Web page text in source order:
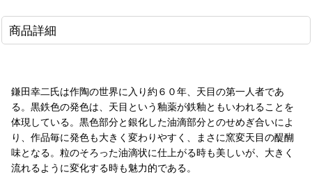
商品詳細
鎌田幸二氏は作陶の世界に入り約６０年、天目の第一人者であ
る。黒鉄色の発色は、天目という釉薬が鉄釉ともいわれることを
体現している。黒色部分と銀化した油滴部分とのせめぎ合いによ
り、作品毎に発色も大きく変わりやすく、まさに窯変天目の醍醐
味となる。粒のそろった油滴状に仕上がる時も美しいが、大きく
流れるように変化する時も魅力的である。